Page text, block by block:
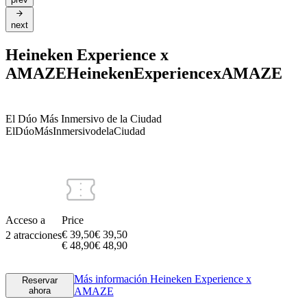
next
Heineken Experience x
AMAZEHeinekenExperiencexAMAZE
El Dúo Más Inmersivo de la Ciudad
ElDúoMásInmersivodelaCiudad
Acceso a
2 atracciones
Price
€ 39,50€ 39,50
€ 48,90€ 48,90
Reservar
ahora
Más información Heineken Experience x
AMAZE